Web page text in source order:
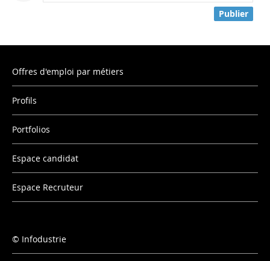
Publier
Offres d'emploi par métiers
Profils
Portfolios
Espace candidat
Espace Recruteur
Infodustrie